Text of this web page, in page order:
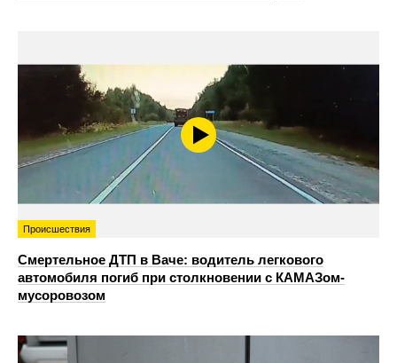
Происшествия
Смертельное ДТП в Ваче: водитель легкового
автомобиля погиб при столкновении с КАМАЗом-
мусоровозом